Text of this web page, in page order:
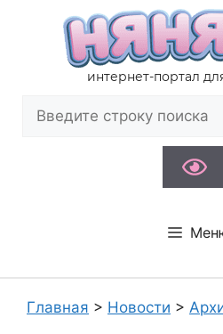
содержимому
интернет-портал
Главная > Новости >